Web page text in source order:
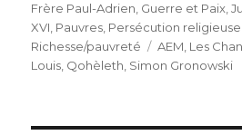
Frère Paul-Adrien Guerre et Paix ,
XVI Pauvres Persécution religieuse
Richesse/pauvreté
Étiquettes
AEM Les
Louis Qohèleth Simon Gronowski